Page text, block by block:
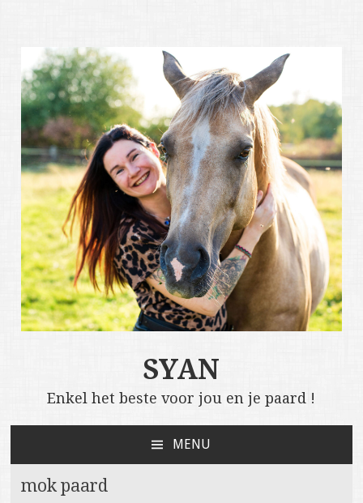
SYAN
Enkel het beste voor jou en je paard !
MENU
INHOUD
mok paard